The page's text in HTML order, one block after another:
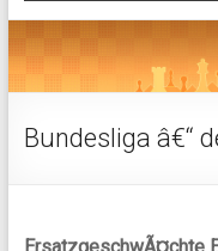
Bundesliga â€“